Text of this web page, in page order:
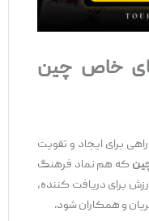
خاص چین
برای ایجاد و تقویت
که هم نماد فرهنگ
برای دریافت‌ کننده،
و همکاران شود.